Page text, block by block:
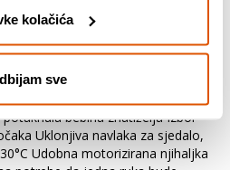
kolačića
sve
Do 9 kg
reproducira prirodno kretanje
glavu i oblik sjedala dizajniran za
napajanje (žičano ili baterijsko)
bebina znatiželja Izbor
Uklonjiva navlaka za sjedalo,
Udobna motorizirana njihaljka